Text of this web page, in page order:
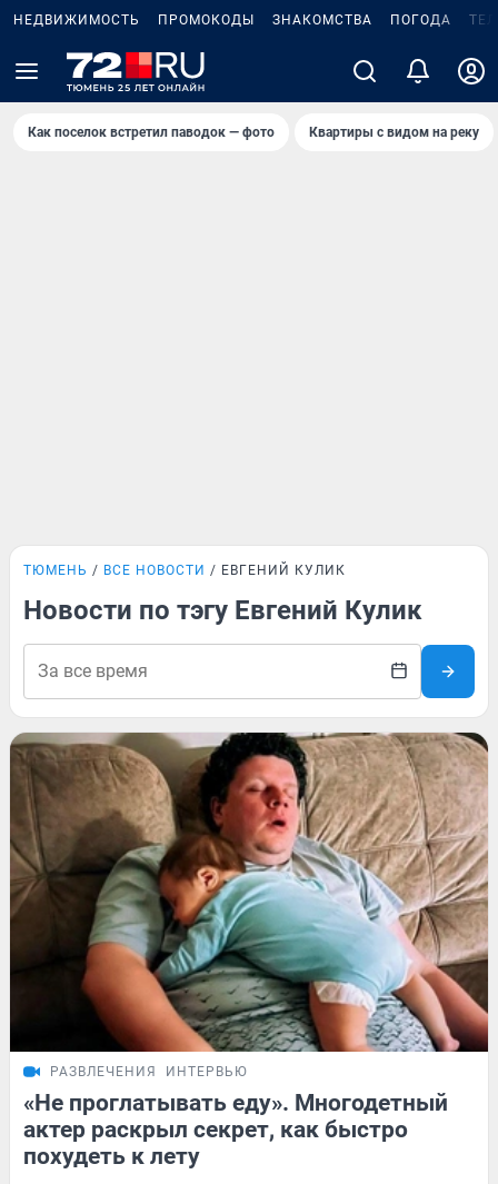
НЕДВИЖИМОСТЬ ПРОМОКОДЫ ЗНАКОМСТВА ПОГОДА
Как поселок встретил паводок — фото Квартиры с видом на реку
ТЮМЕНЬ ВСЕ НОВОСТИ ЕВГЕНИЙ КУЛИК
Новости по тэгу Евгений Кулик
РАЗВЛЕЧЕНИЯ ИНТЕРВЬЮ
«Не проглатывать еду». Многодетный
актер раскрыл секрет, как быстро
похудеть к лету